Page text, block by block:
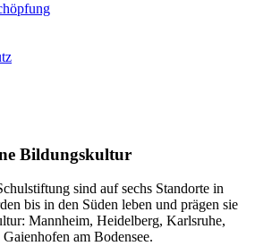
Bildungskultur
sind auf sechs Standorte in
bis in den Süden leben und prägen sie
Mannheim, Heidelberg, Karlsruhe,
am Bodensee.